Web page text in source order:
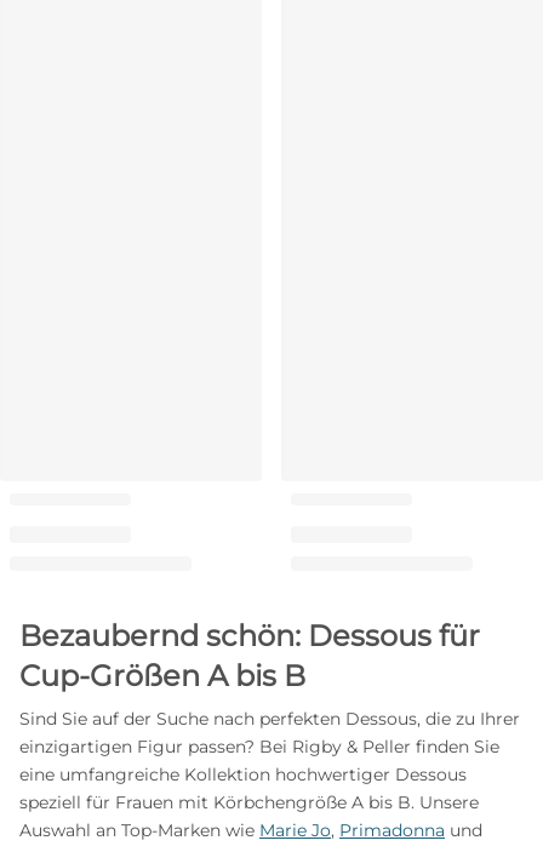
Bezaubernd schön: Dessous für
Cup-Größen A bis B
Sind Sie auf der Suche nach perfekten Dessous, die zu Ihrer
einzigartigen Figur passen? Bei Rigby & Peller finden Sie
eine umfangreiche Kollektion hochwertiger Dessous
speziell für Frauen mit Körbchengröße A bis B. Unsere
Auswahl an Top-Marken wie Marie Jo, Primadonna und